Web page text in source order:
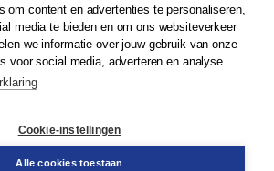
uitgevers
om content en advertenties te personaliseren,
media te bieden en om ons websiteverkeer
we informatie over jouw gebruik van onze
voor social media, adverteren en analyse.
Cookie-instellingen
Alle cookies toestaan